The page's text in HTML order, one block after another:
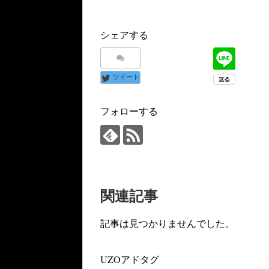
シェアする
ツイート
フォローする
関連記事
記事は見つかりませんでした。
UZOアドタグ